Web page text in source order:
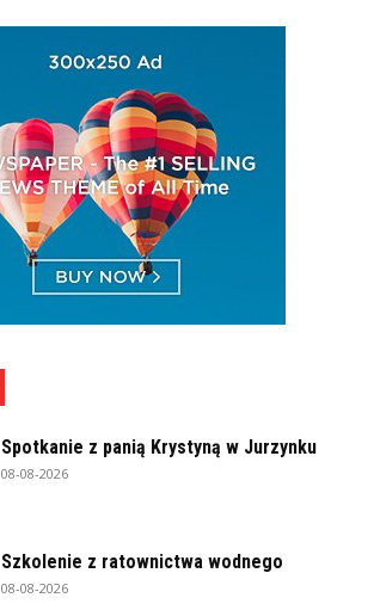
Spotkanie z panią Krystyną w Jurzynku
08-08-2026
Szkolenie z ratownictwa wodnego
08-08-2026